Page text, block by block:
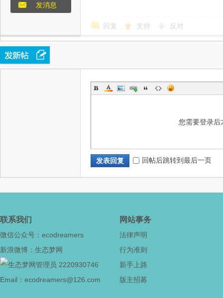
天
生
发消息
回复 支持 反对
您需要登录
发表回复 回帖后跳转到最后一页
联系我们
微信公众号：ecodreamers
新浪微博：生态梦网
2220930746
Email：ecodreamers@126.com
网站事务
法律声明
行为准则
新手上路
版主招募